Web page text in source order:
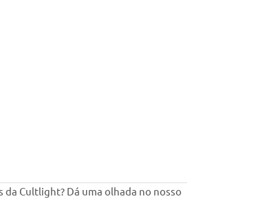
da Cultlight? Dá uma olhada no nosso